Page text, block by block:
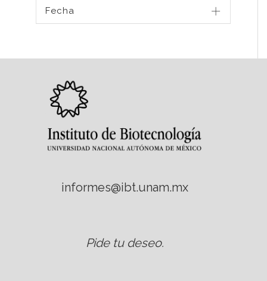
Fecha
informes@ibt.unam.mx
Pide tu deseo.